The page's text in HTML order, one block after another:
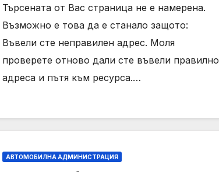
Търсената от Вас страница не е намерена.
Възможно е това да е станало защото:
Въвели сте неправилен адрес. Моля
проверете отново дали сте въвели правилно
адреса и пътя към ресурса.…
АВТОМОБИЛНА АДМИНИСТРАЦИЯ